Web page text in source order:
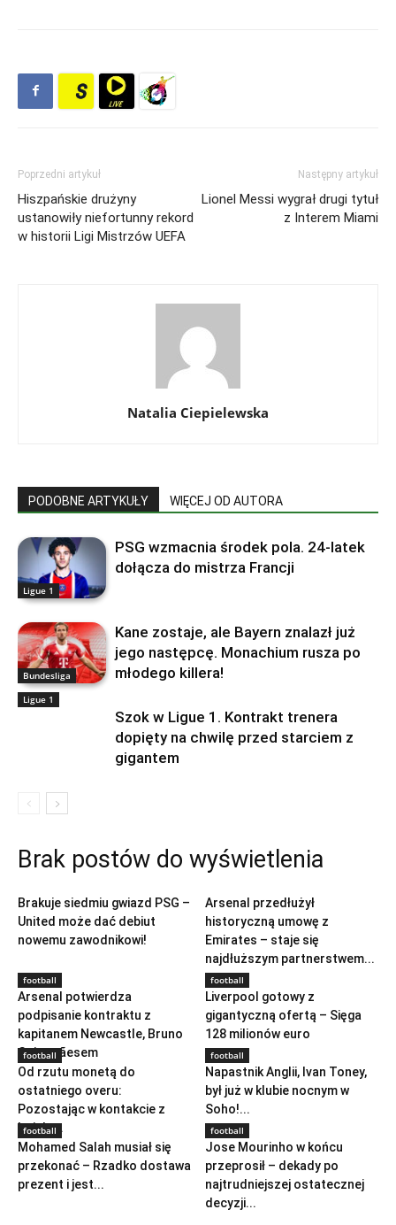
Poprzedni artykuł
Hiszpańskie drużyny
ustanowiły niefortunny rekord
w historii Ligi Mistrzów UEFA
Następny artykuł
Lionel Messi wygrał drugi tytuł
z Interem Miami
Natalia Ciepielewska
PODOBNE ARTYKUŁY WIĘCEJ OD AUTORA
Ligue 1
PSG wzmacnia środek pola. 24‑latek
dołącza do mistrza Francji
Bundesliga
Kane zostaje, ale Bayern znalazł już
jego następcę. Monachium rusza po
młodego killera!
Ligue 1
Szok w Ligue 1. Kontrakt trenera
dopięty na chwilę przed starciem z
gigantem
Brak postów do wyświetlenia
Brakuje siedmiu gwiazd PSG –
United może dać debiut
nowemu zawodnikowi!
Arsenal przedłużył
historyczną umowę z
Emirates – staje się
najdłuższym partnerstwem...
football
Arsenal potwierdza
podpisanie kontraktu z
kapitanem Newcastle, Bruno
Guimarãesem
football
Liverpool gotowy z
gigantyczną ofertą – Sięga
128 milionów euro
football
Od rzutu monetą do
ostatniego overu:
Pozostając w kontakcie z
każdą...
football
Napastnik Anglii, Ivan Toney,
był już w klubie nocnym w
Soho!...
football
Mohamed Salah musiał się
przekonać – Rzadko dostawa
prezent i jest...
football
Jose Mourinho w końcu
przeprosił – dekady po
najtrudniejszej ostatecznej
decyzji...